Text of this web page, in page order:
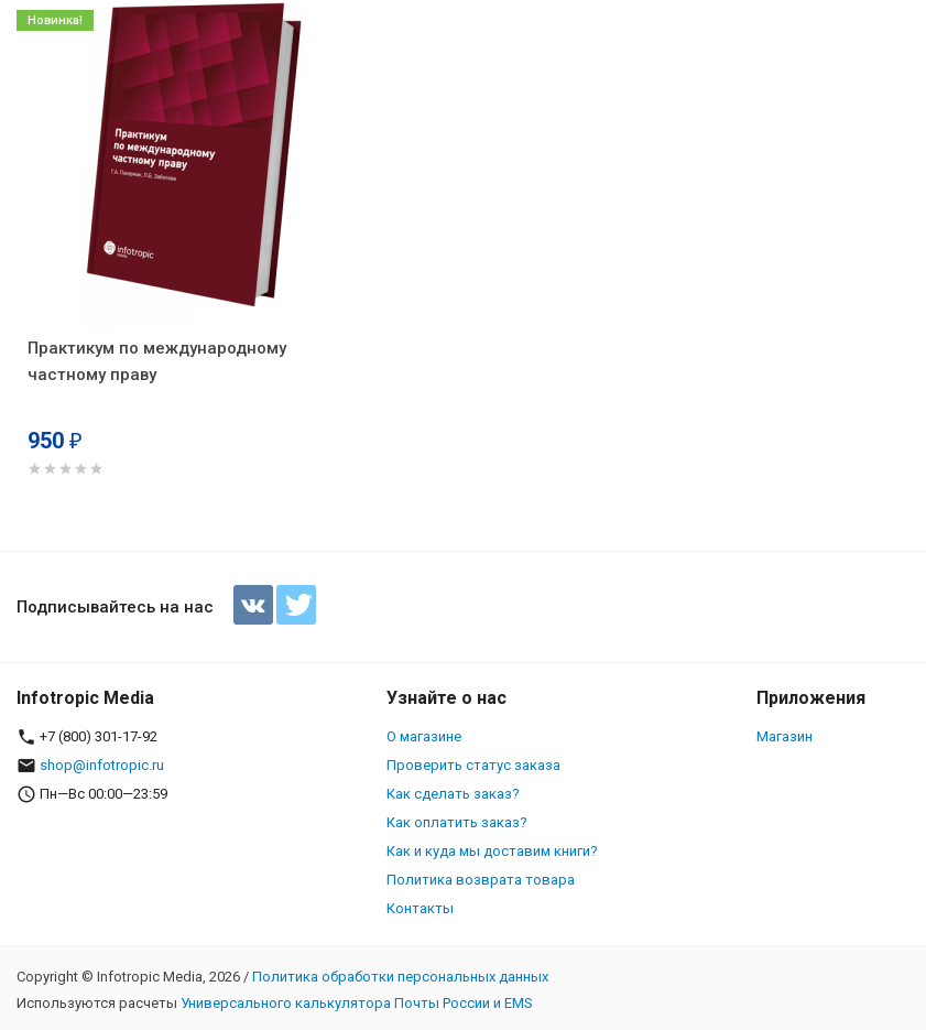
Практикум по международному
частному праву
950 ₽
Новинка!
Практикум по международному частному праву. Рабочая тетрадь
Подписывайтесь на нас
Infotropic Media
+7 (800) 301-17-92
shop@infotropic.ru
Пн—Вс 00:00—23:59
Узнайте о нас
О магазине
Проверить статус заказа
Как сделать заказ?
Как оплатить заказ?
Как и куда мы доставим книги?
Политика возврата товара
Контакты
Приложения
Магазин
Copyright © Infotropic Media, 2026 / Политика обработки персональных данных
Используются расчеты Универсального калькулятора Почты России и EMS